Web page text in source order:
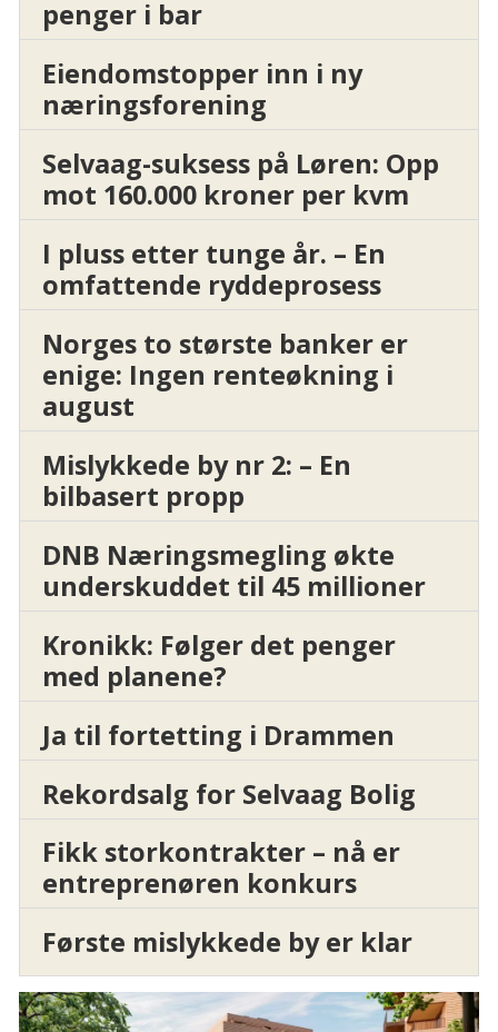
penger i bar
Eiendomstopper inn i ny
næringsforening
Selvaag-suksess på Løren: Opp
mot 160.000 kroner per kvm
I pluss etter tunge år. – En
omfattende ryddeprosess
Norges to største banker er
enige: Ingen renteøkning i
august
Mislykkede by nr 2: – En
bilbasert propp
DNB Næringsmegling økte
underskuddet til 45 millioner
Kronikk: Følger det penger
med planene?
Ja til fortetting i Drammen
Rekordsalg for Selvaag Bolig
Fikk storkontrakter – nå er
entreprenøren konkurs
Første mislykkede by er klar